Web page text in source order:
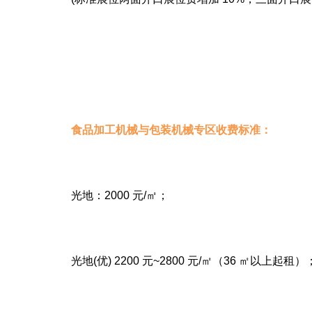
食品加工机械与包装机械专区收费标准：
光地：2000 元/㎡；
光地(优) 2200 元~2800 元/㎡（36 ㎡以上起租）